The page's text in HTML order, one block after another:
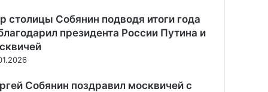
столицы Собянин подводя итоги года
президента России Путина и
Собянин поздравил москвичей с